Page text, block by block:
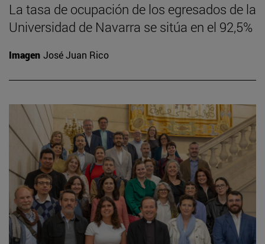
La tasa de ocupación de los egresados de la
Universidad de Navarra se sitúa en el 92,5%
Imagen José Juan Rico